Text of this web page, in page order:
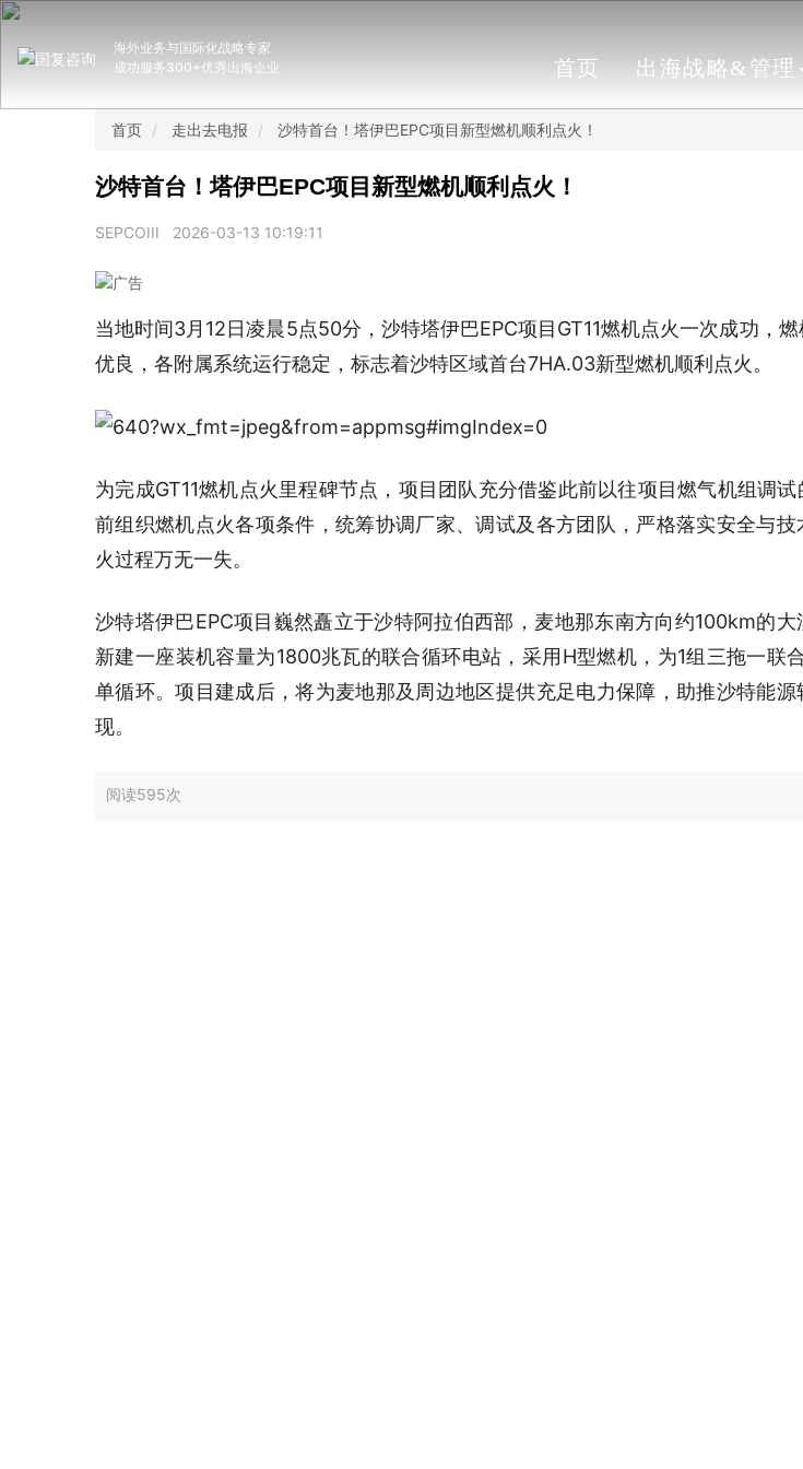
海外业务与国际化战略专家
成功服务300+优秀出海企业
首页 出海战略&管理
首页 走出去电报 沙特首台！塔伊巴EPC项目新型燃机顺利点火！
沙特首台！塔伊巴EPC项目新型燃机顺利点火！
SEPCOIII 2026-03-13 10:19:11
当地时间3月12日凌晨5点50分，沙特塔伊巴EPC项目GT11燃机点火一次成功，
优良，各附属系统运行稳定，标志着沙特区域首台7HA.03新型燃机顺利点火。
为完成GT11燃机点火里程碑节点，项目团队充分借鉴此前以往项目燃气机组调
前组织燃机点火各项条件，统筹协调厂家、调试及各方团队，严格落实安全与技
火过程万无一失。
沙特塔伊巴EPC项目巍然矗立于沙特阿拉伯西部，麦地那东南方向约100km的大
新建一座装机容量为1800兆瓦的联合循环电站，采用H型燃机，为1组三拖一联
单循环。项目建成后，将为麦地那及周边地区提供充足电力保障，助推沙特能源
现。
阅读595次